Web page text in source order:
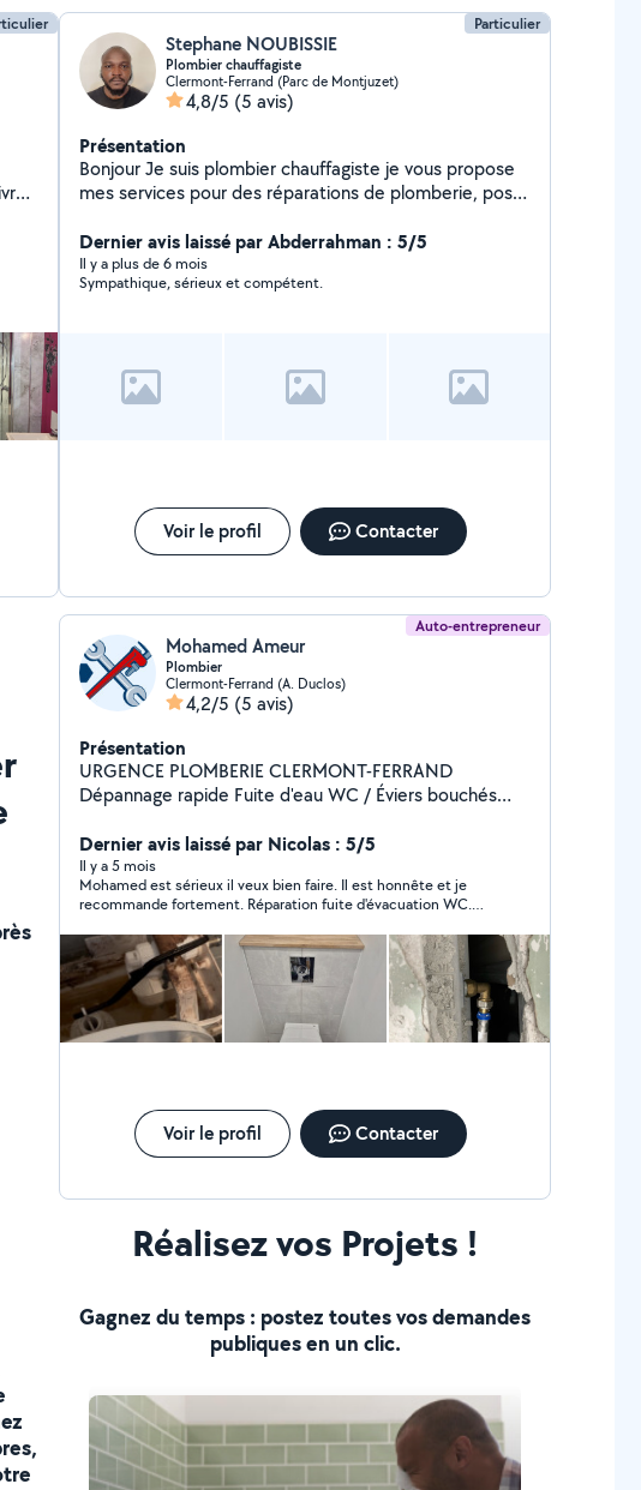
,
Particulier
Stephane NOUBISSIE
Plombier chauffagiste
Clermont-Ferrand (Parc de Montjuzet)
4,8/5 (5 avis)
Présentation
Bonjour Je suis plombier chauffagiste je vous propose
mes services pour des réparations de plomberie, pose
Dernier avis laissé par Abderrahman : 5/5
Il y a plus de 6 mois
Sympathique, sérieux et compétent.
Voir le profil Contacter
Auto-entrepreneur
Mohamed Ameur
Plombier
Clermont-Ferrand (A. Duclos)
4,2/5 (5 avis)
Présentation
URGENCE PLOMBERIE CLERMONT-FERRAND
Dépannage rapide Fuite d'eau WC / Éviers bouchés
Intervention rapide Appelez maintenan
Dernier avis laissé par Nicolas : 5/5
Il y a 5 mois
Mohamed est sérieux il veux bien faire. Il est honnête et je
recommande fortement. Réparation fuite d'évacuation WC.
Voir le profil Contacter
Réalisez vos Projets !
Gagnez du temps : postez toutes vos demandes
publiques en un clic.